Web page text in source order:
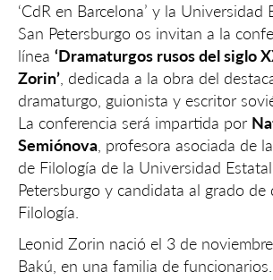
‘CdR en Barcelona’ y la Universidad
San Petersburgo os invitan a la
línea ‘Dramaturgos rusos del siglo
Zorin’ , dedicada a la obra del
dramaturgo, guionista y escritor
La conferencia será impartida por
Semiónova , profesora asociada de
de Filología de la Universidad
Petersburgo y candidata al grado de
Filología.
Leonid Zorin nació el 3 de
Bakú, en una familia de